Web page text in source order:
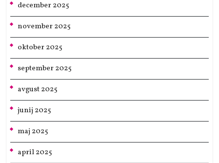
december 2025
november 2025
oktober 2025
september 2025
avgust 2025
junij 2025
maj 2025
april 2025